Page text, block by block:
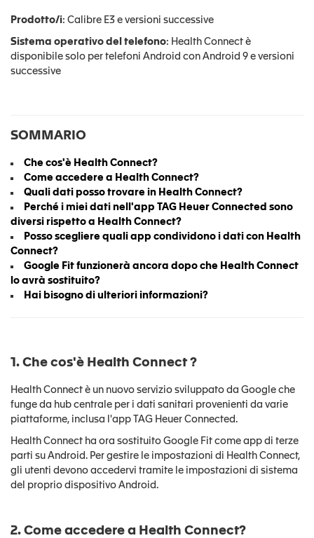
Prodotto/i: Calibre E3 e versioni successive
Sistema operativo del telefono: Health Connect è
disponibile solo per telefoni Android con Android 9 e versioni
successive
SOMMARIO
Che cos'è Health Connect?
Come accedere a Health Connect?
Quali dati posso trovare in Health Connect?
Perché i miei dati nell'app TAG Heuer Connected sono
diversi rispetto a Health Connect?
Posso scegliere quali app condividono i dati con Health
Connect?
Google Fit funzionerà ancora dopo che Health Connect
lo avrà sostituito?
Hai bisogno di ulteriori informazioni?
1. Che cos'è Health Connect?
Health Connect è un nuovo servizio sviluppato da Google che
funge da hub centrale per i dati sanitari provenienti da varie
piattaforme, inclusa l'app TAG Heuer Connected.
Health Connect ha ora sostituito Google Fit come app di terze
parti su Android. Per gestire le impostazioni di Health Connect,
gli utenti devono accedervi tramite le impostazioni di sistema
del proprio dispositivo Android.
2. Come accedere a Health Connect?